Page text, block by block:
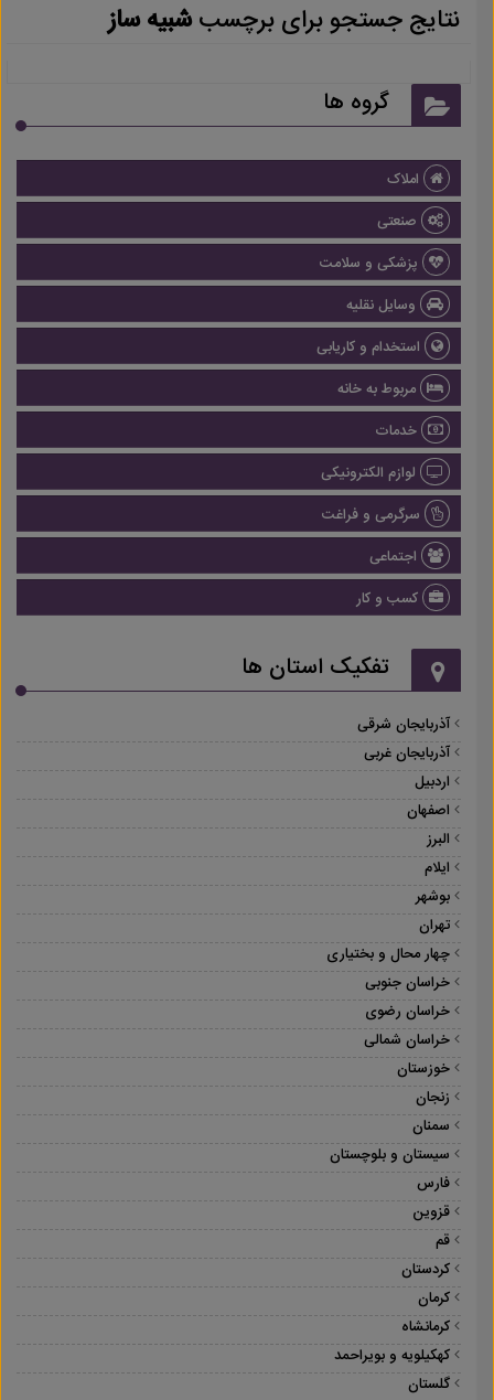
نتایج جستجو برای برچسبشبیه ساز
گروه ها
املاک
صنعتی
پزشکی و سلامت
وسایل نقلیه
استخدام و کاریابی
مربوط به خانه
خدمات
لوازم الکترونیکی
سرگرمی و فراغت
اجتماعی
کسب و کار
تفکیک استان ها
آذربایجان شرقی
آذربایجان غربی
اردبیل
اصفهان
البرز
ایلام
بوشهر
تهران
چهار محال و بختیاری
خراسان جنوبی
خراسان رضوی
خراسان شمالی
خوزستان
زنجان
سمنان
سیستان و بلوچستان
فارس
قزوین
قم
کردستان
کرمان
کرمانشاه
کهکیلویه و بویراحمد
گلستان